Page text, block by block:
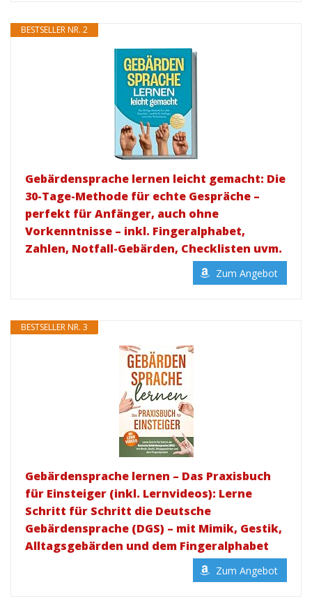
BESTSELLER NR. 2
Gebärdensprache lernen leicht gemacht: Die
30-Tage-Methode für echte Gespräche –
perfekt für Anfänger, auch ohne
Vorkenntnisse – inkl. Fingeralphabet,
Zahlen, Notfall-Gebärden, Checklisten uvm.
Zum Angebot
BESTSELLER NR. 3
Gebärdensprache lernen – Das Praxisbuch
für Einsteiger (inkl. Lernvideos): Lerne
Schritt für Schritt die Deutsche
Gebärdensprache (DGS) – mit Mimik, Gestik,
Alltagsgebärden und dem Fingeralphabet
Zum Angebot